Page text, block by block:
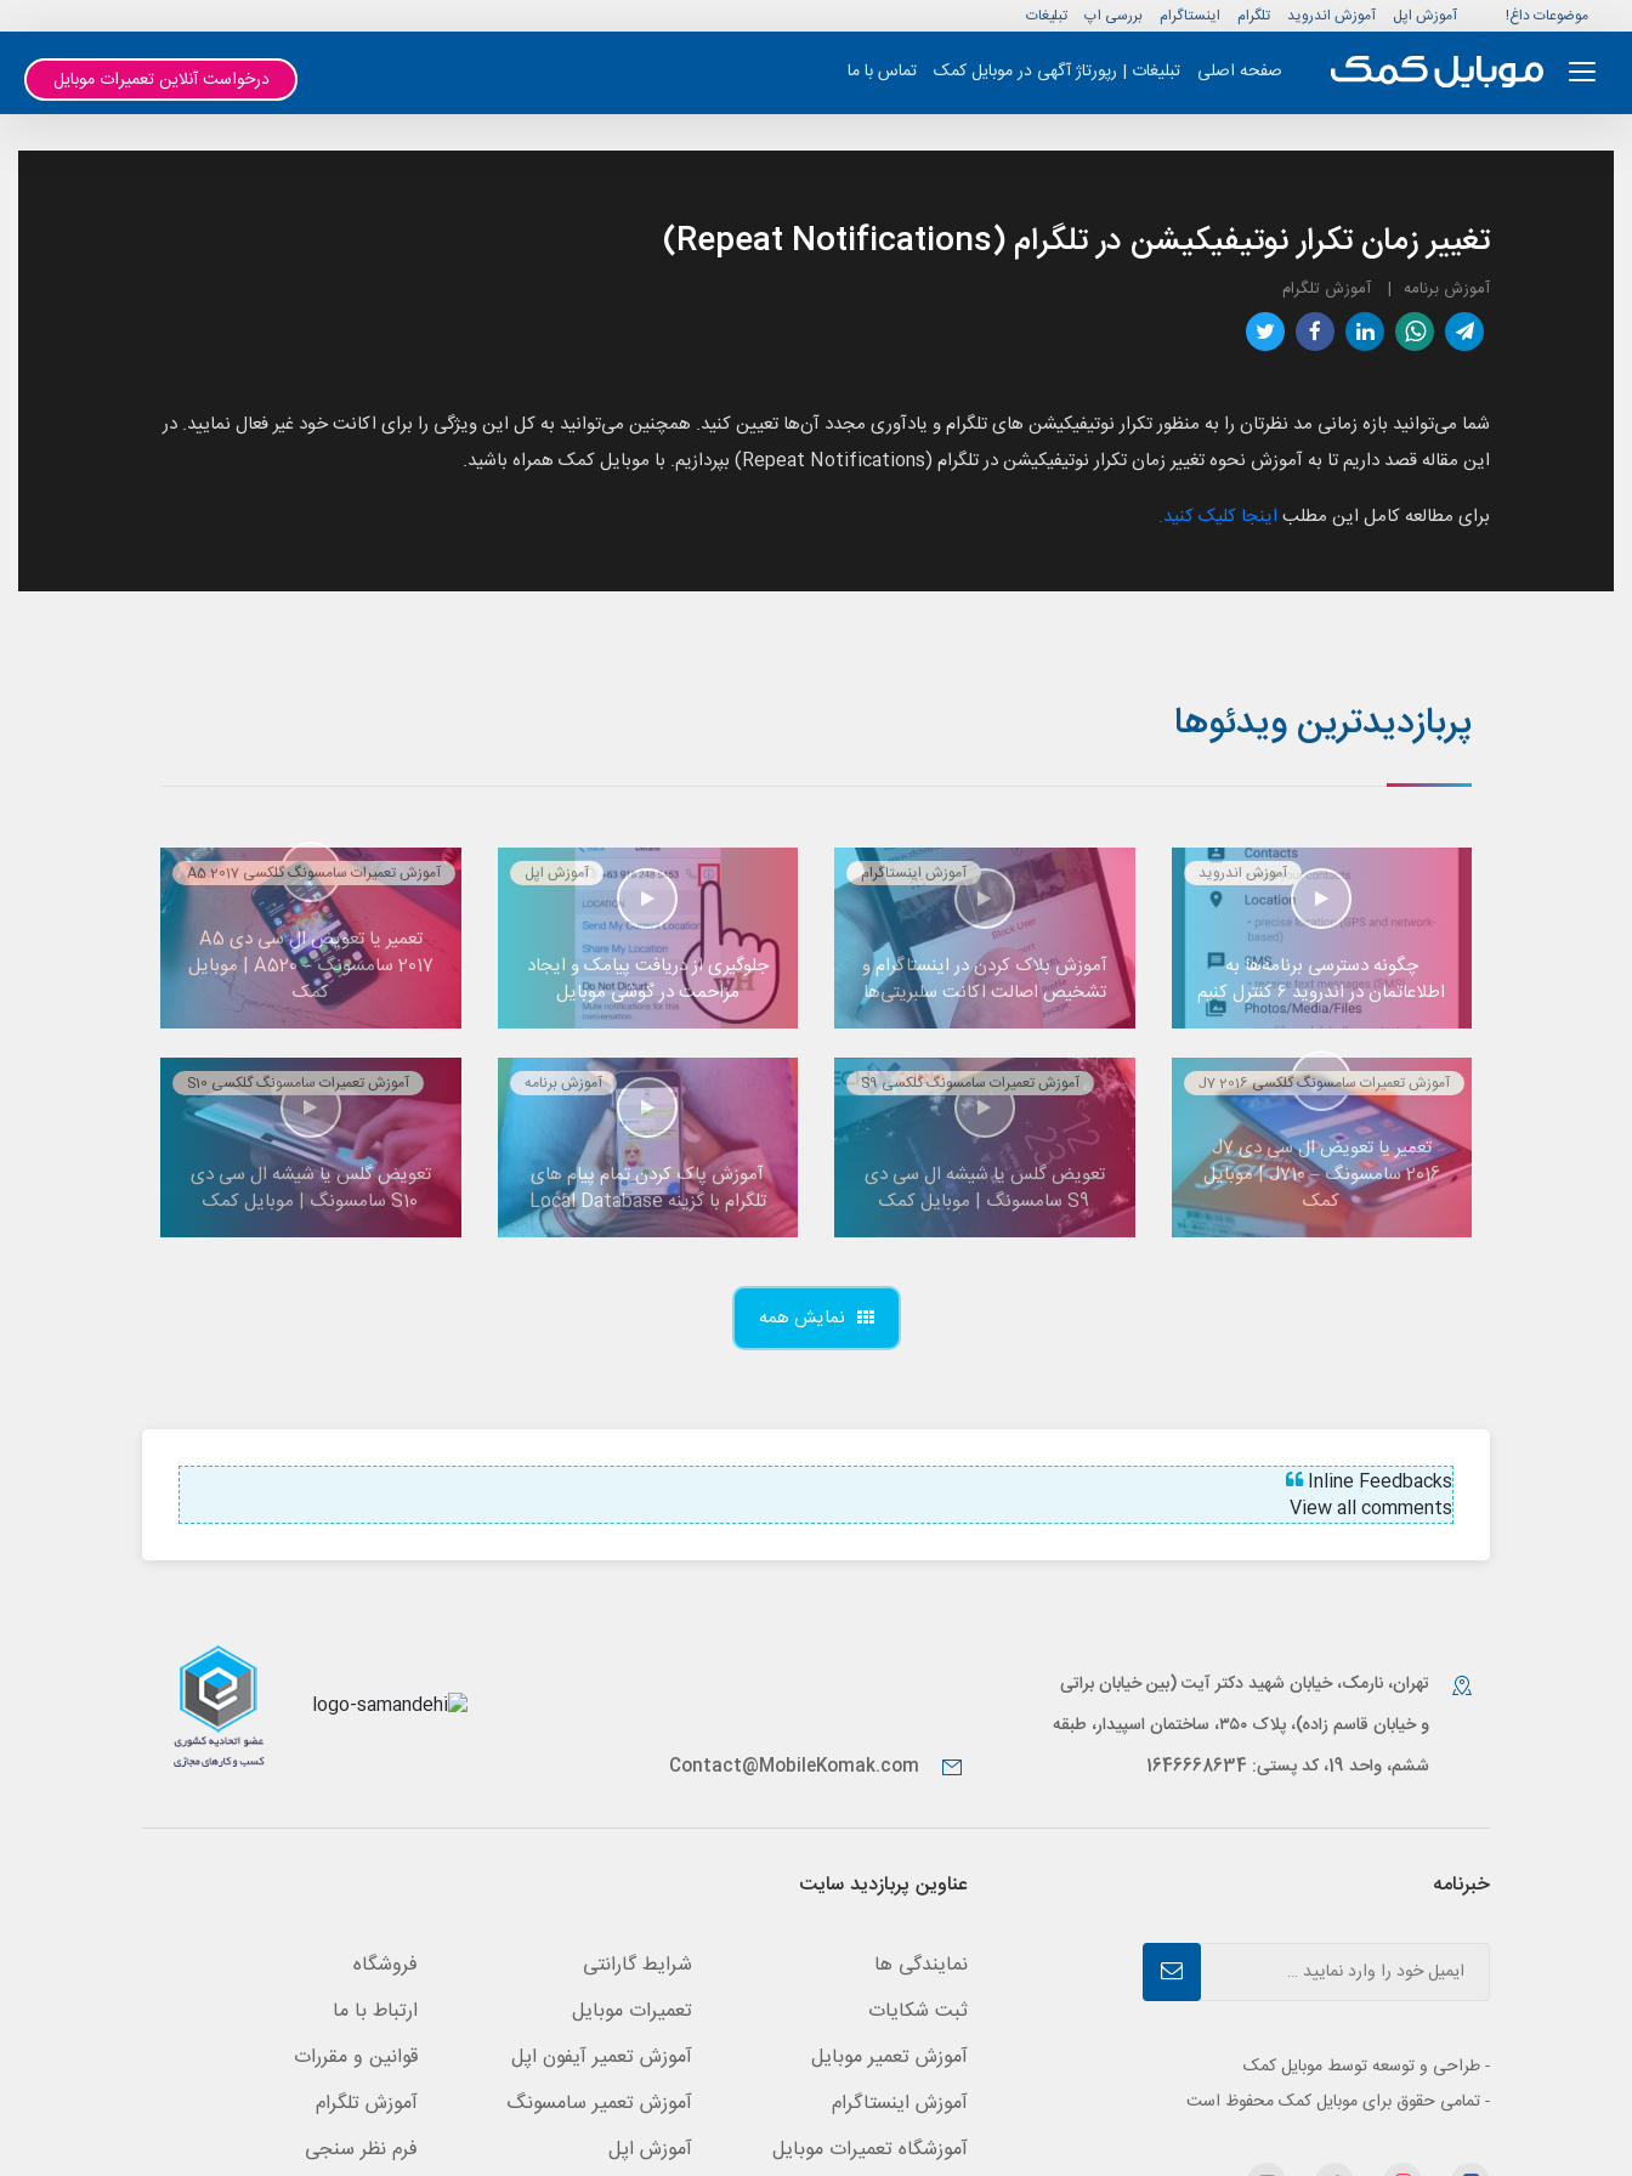
موضوعات داغ! آموزش اپل آموزش اندروید تلگرام اینستاگرام بررسی اپ تبلیغات
صفحه اصلی تبلیغات | رپورتاژ آگهی در موبایل کمک تماس با ما درخواست آنلاین تعمیرات موبایل
تغییر زمان تکرار نوتیفیکیشن در تلگرام (Repeat Notifications)
آموزش برنامه آموزش تلگرام
شما می‌توانید بازه زمانی مد نظرتان را به منظور تکرار نوتیفیکیشن های تلگرام و یادآوری مجدد آن‌ها تعیین کنید. همچنین می‌توانید به کل این ویژگی را برای اکانت خود غیر فعال نمایید. در
این مقاله قصد داریم تا به آموزش نحوه تغییر زمان تکرار نوتیفیکیشن در تلگرام (Repeat Notifications) بپردازیم. با موبایل کمک همراه باشید.
برای مطالعه کامل این مطلب اینجا کلیک کنید.
پربازدیدترین ویدئوها
چگونه دسترسی برنامه‌ها به
اطلاعاتمان در اندروید ۶ کنترل کنیم
آموزش اندروید
آموزش بلاک کردن در اینستاگرام و
تشخیص اصالت اکانت سلبریتی‌ها
آموزش اینستاگرام
جلوگیری از دریافت پیامک و ایجاد
مزاحمت در گوشی موبایل
آموزش اپل
تعمیر یا تعویض ال سی دی A5
2017 سامسونگ – A520 | موبایل
کمک
آموزش تعمیرات سامسونگ گلکسی A5 2017
تعمیر یا تعویض ال سی دی J7
2016 سامسونگ – J710 | موبایل
کمک
آموزش تعمیرات سامسونگ گلکسی J7 2016
تعویض گلس یا شیشه ال سی دی
S9 سامسونگ | موبایل کمک
آموزش تعمیرات سامسونگ گلکسی S9
آموزش پاک کردن تمام پیام های
تلگرام با گزینه Local Database
آموزش برنامه
تعویض گلس یا شیشه ال سی دی
S10 سامسونگ | موبایل کمک
آموزش تعمیرات سامسونگ گلکسی S10
نمایش همه
Inline Feedbacks
View all comments
تهران، نارمک، خیابان شهید دکتر آیت (بین خیابان براتی
و خیابان قاسم زاده)، پلاک ۳۵۰، ساختمان اسپیدار، طبقه
ششم، واحد 19، کد پستی: 1646668634
Contact@MobileKomak.com
خبرنامه
- طراحی و توسعه توسط موبایل کمک
- تمامی حقوق برای موبایل کمک محفوظ است
عناوین پربازدید سایت
نمایندگی ها شرایط گارانتی
فروشگاه
ثبت شکایات
تعمیرات موبایل
ارتباط با ما
آموزش تعمیر موبایل
آموزش تعمیر آیفون اپل
قوانین و مقررات
آموزش اینستاگرام
آموزش تعمیر سامسونگ
آموزش تلگرام
آموزشگاه تعمیرات موبایل
آموزش اپل فرم نظر سنجی